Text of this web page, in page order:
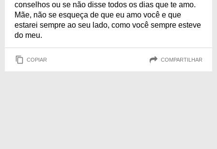
conselhos ou se não disse todos os dias que te amo.
Mãe, não se esqueça de que eu amo você e que
estarei sempre ao seu lado, como você sempre esteve
do meu.
COPIAR COMPARTILHAR